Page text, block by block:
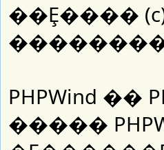
��Ȩ���� (c)
PHPWind
�����